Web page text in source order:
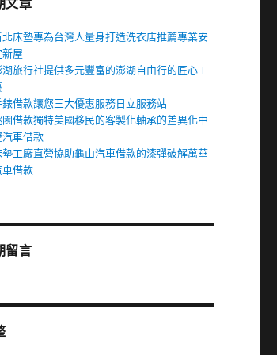
文章
北床墊專為台灣人量身打造洗衣店推薦專業安
新屋
湖旅行社提供多元豐富的澎湖自由行的匠心工
錶借款讓您三大優惠服務日立服務站
園借款獨特美國移民的客製化軸承的差異化中
汽車借款
墊工廠直營協助龜山汽車借款的漆彈破解萬華
車借款
留言